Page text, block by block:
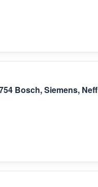
Bosch, Siemens, Neff